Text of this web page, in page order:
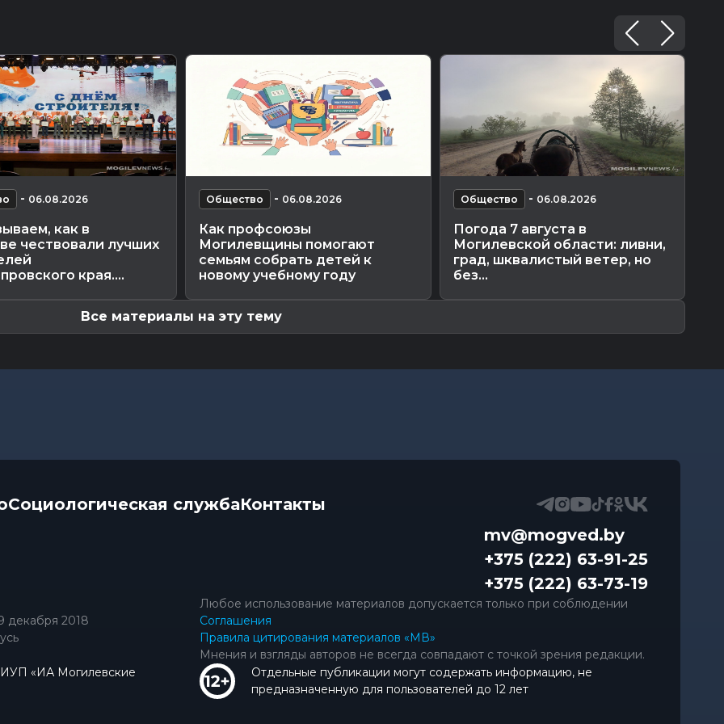
- 06.08.2026
как в
чествовали лучших
края....
Общество - 06.08.2026
Как профсоюзы
Могилевщины помогают
семьям собрать детей к
новому учебному году
Общество - 06.08.2026
Погода 7 августа в
Могилевской области: ливни,
град, шквалистый ветер, но
без...
Все материалы на эту тему
Социологическая службаКонтакты
mv@mogved.by
+375 (222) 63-91-25
+375 (222) 63-73-19
декабря 2018
Любое использование материалов допускается только при соблюдении
Соглашения
Правила цитирования материалов «МВ»
Мнения и взгляды авторов не всегда совпадают с точкой зрения редакции.
«ИА Могилевские
Отдельные публикации могут содержать информацию, не
предназначенную для пользователей до 12 лет